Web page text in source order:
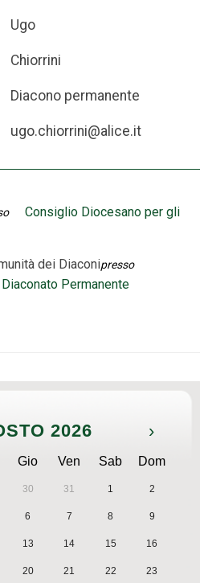
Ugo
Chiorrini
Diacono permanente
ugo.chiorrini@alice.it
Consiglio Diocesano per gli
dei Diaconipresso
Permanente
2026 ›
Gio Ven Sab Dom
30 31 1 2
6 7 8 9
13 14 15 16
20 21 22 23